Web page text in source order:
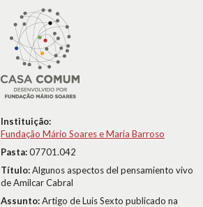
Instituição:
Fundação Mário Soares e Maria Barroso
Pasta:07701.042
Título:Algunos aspectos del pensamiento vivo
de Amilcar Cabral
Assunto:Artigo de Luis Sexto publicado na